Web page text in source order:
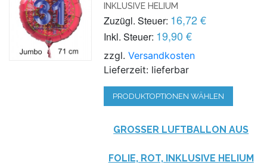
INKLUSIVE HELIUM
Zuzügl. Steuer: 16,72 €
Inkl. Steuer: 19,90 €
zzgl.Versandkosten
Lieferzeit: lieferbar
PRODUKTOPTIONEN WÄHLEN
GROSSER LUFTBALLON AUS F
OLIE, ROT, INKLUSIVE HELIUM